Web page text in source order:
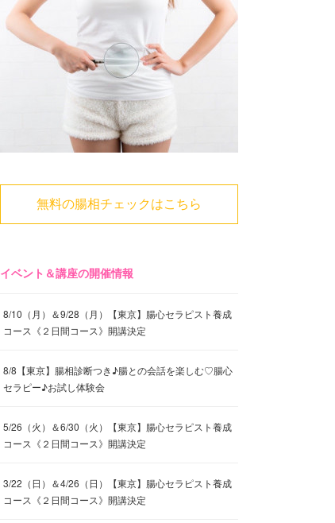
無料の腸相チェックはこちら
イベント＆講座の開催情報
8/10（月）＆9/28（月）【東京】腸心セラピスト養成
コース《２日間コース》開講決定
8/8【東京】腸相診断つき♪腸との会話を楽しむ♡腸心
セラピー♪お試し体験会
5/26（火）＆6/30（火）【東京】腸心セラピスト養成
コース《２日間コース》開講決定
3/22（日）＆4/26（日）【東京】腸心セラピスト養成
コース《２日間コース》開講決定